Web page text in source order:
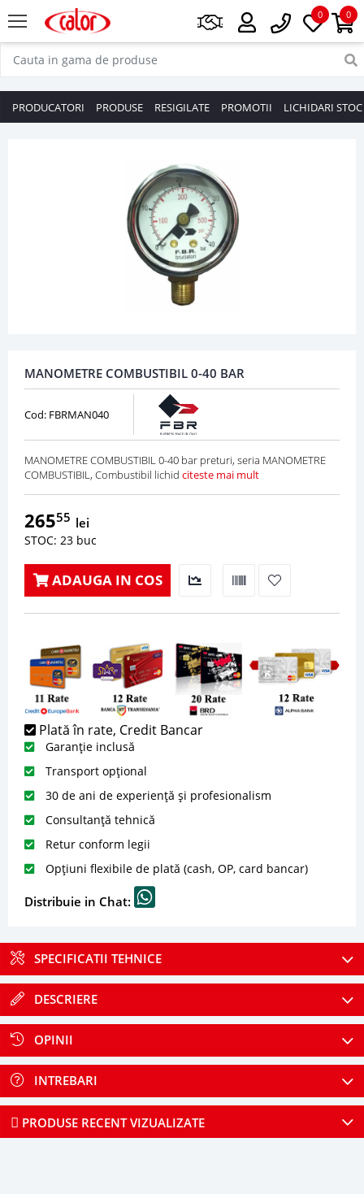
0
0
PRODUCATORI PRODUSE RESIGILATE PROMOTII LICHIDARI STOC
MANOMETRE COMBUSTIBIL 0-40 BAR
Cod: FBRMAN040
MANOMETRE COMBUSTIBIL 0-40 bar preturi, seria MANOMETRE
COMBUSTIBIL, Combustibil lichid citeste mai mult
26555 lei
STOC: 23 buc
ADAUGA IN COS
Plată în rate, Credit Bancar
Garanție inclusă
Transport opțional
30 de ani de experiență și profesionalism
Consultanță tehnică
Retur conform legii
Opțiuni flexibile de plată (cash, OP, card bancar)
Distribuie in Chat:
SPECIFICATII TEHNICE
DESCRIERE
OPINII
INTREBARI
PRODUSE RECENT VIZUALIZATE